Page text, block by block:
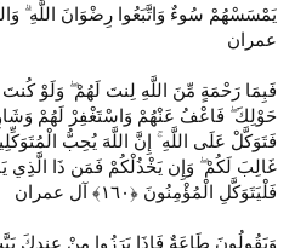
عمران
فَبِمَا رَحْمَةٍ مِّنَ اللَّهِ لِنتَ لَهُمْ ۖ وَلَوْ
حَوْلِكَ ۖ فَاعْفُ عَنْهُمْ وَاسْتَغْفِرْ لَهُمْ
غَالِبَ لَكُمْ ۖ وَإِن يَخْذُلْكُمْ فَمَن ذَا الَّذِي
فَلْيَتَوَكَّلِ الْمُؤْمِنُونَ ‎﴿١٦٠﴾‏ آل عمران
وَيَقُولُونَ طَاعَةٌ فَإِذَا بَرَزُوا مِنْ عِندِكَ